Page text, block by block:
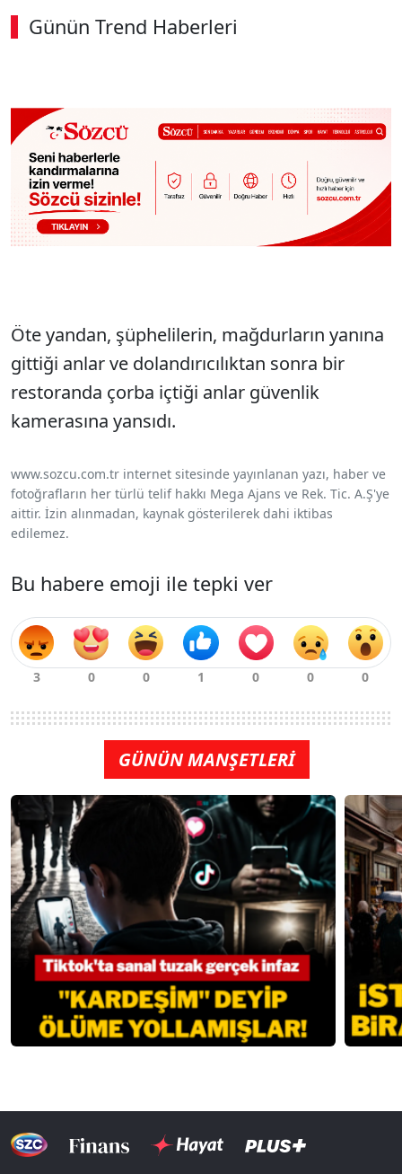
Günün Trend Haberleri
Öte yandan, şüphelilerin, mağdurların yanına
gittiği anlar ve dolandırıcılıktan sonra bir
restoranda çorba içtiği anlar güvenlik
kamerasına yansıdı.
www.sozcu.com.tr internet sitesinde yayınlanan yazı, haber ve
fotoğrafların her türlü telif hakkı Mega Ajans ve Rek. Tic. A.Ş'ye
aittir. İzin alınmadan, kaynak gösterilerek dahi iktibas
edilemez.
Bu habere emoji ile tepki ver
GÜNÜN MANŞETLERİ